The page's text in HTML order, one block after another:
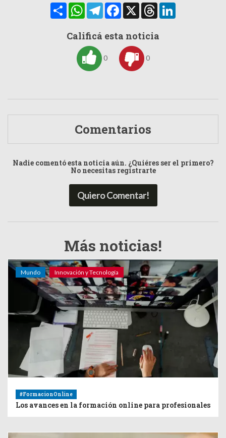
CompartirWhatsAppTelegramFacebook
X Threads
Calificá esta noticia
0 0
Comentarios
Nadie comentó esta noticia aún. ¿Quiéres ser el primero?
No necesitas registrarte
Quiero Comentar!
Más noticias!
Mundo Innovación y Tecnología
#FormacionOnline
Los avances en la formación online para profesionales